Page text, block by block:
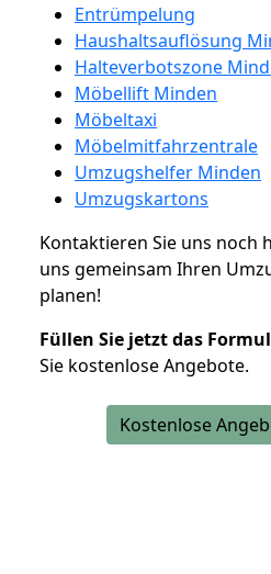
Entrümpelung
Haushaltsauflösung
Halteverbotszone
Möbellift Minden
Möbeltaxi
Möbelmitfahrzentrale
Umzugshelfer Minden
Umzugskartons
Kontaktieren Sie uns noch
uns gemeinsam Ihren
planen!
Füllen Sie jetzt das
Sie kostenlose Angebote.
Kostenlose